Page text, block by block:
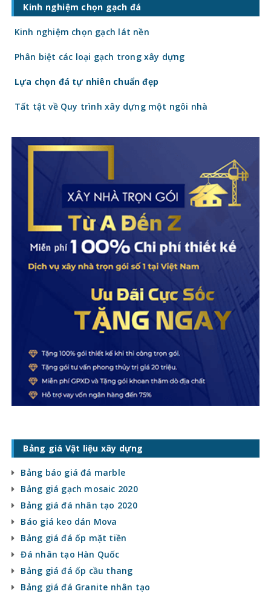
Kinh nghiệm chọn gạch đá
Kinh nghiệm chọn gạch lát nền
Phân biệt các loại gạch trong xây dựng
Lựa chọn đá tự nhiên chuẩn đẹp
Tất tật về Quy trình xây dựng một ngôi nhà
Bảng giá Vật liệu xây dựng
Bảng báo giá đá marble
Bảng giá gạch mosaic 2020
Bảng giá đá nhân tạo 2020
Báo giá keo dán Mova
Bảng giá đá ốp mặt tiền
Đá nhân tạo Hàn Quốc
Bảng giá đá ốp cầu thang
Bảng giá đá Granite nhân tạo